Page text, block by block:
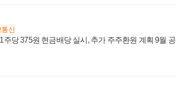
통신
주당 375원 현금배당 실시, 추가 주주환원 계획 9월 공